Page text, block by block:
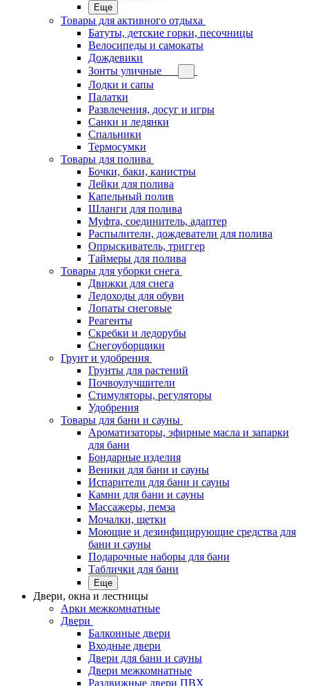
Еще
Товары для активного отдыха
Батуты, детские горки, песочницы
Велосипеды и самокаты
Дождевики
Зонты уличные
Лодки и сапы
Палатки
Развлечения, досуг и игры
Санки и ледянки
Спальники
Термосумки
Товары для полива
Бочки, баки, канистры
Лейки для полива
Капельный полив
Шланги для полива
Муфта, соединитель, адаптер
Распылители, дождеватели для полива
Опрыскиватель, триггер
Таймеры для полива
Товары для уборки снега
Движки для снега
Ледоходы для обуви
Лопаты снеговые
Реагенты
Скребки и ледорубы
Снегоуборщики
Грунт и удобрения
Грунты для растений
Почвоулучшители
Стимуляторы, регуляторы
Удобрения
Товары для бани и сауны
Ароматизаторы, эфирные масла и запарки
для бани
Бондарные изделия
Веники для бани и сауны
Испарители для бани и сауны
Камни для бани и сауны
Массажеры, пемза
Мочалки, щетки
Моющие и дезинфицирующие средства для
бани и сауны
Подарочные наборы для бани
Таблички для бани
Еще
Двери, окна и лестницы
Арки межкомнатные
Двери
Балконные двери
Входные двери
Двери для бани и сауны
Двери межкомнатные
Раздвижные двери ПВХ